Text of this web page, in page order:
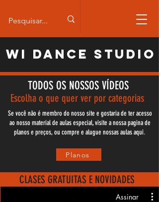
WI Dance Studio
TODOS OS NOSSOS VÍDEOS
Escolha o que quer ver por categorias
Se você não é membro do nosso site e gostaria de ter acesso
ao nosso material de aulas especial, visite a nossa pagina de
planos e preços, ou compre e alugue nossas aulas aqui.
Planos
CLASES GRATUITAS E NOVIDADES
Assinar